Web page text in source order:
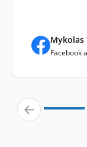
Mykolas
Facebook